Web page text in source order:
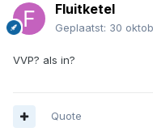
Fluitketel
Geplaatst: 30
VVP? als in?
Quote